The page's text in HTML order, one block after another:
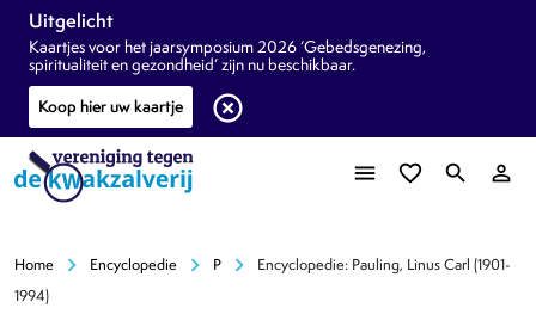
Uitgelicht
Kaartjes voor het jaarsymposium 2026 ‘Gebedsgenezing,
spiritualiteit en gezondheid’ zijn nu beschikbaar.
Koop hier uw kaartje
highlight_off
menu favorite_border search person_outline
Home chevron_right Encyclopedie chevron_right P chevron_right
Encyclopedie: Pauling, Linus Carl (1901-
1994)